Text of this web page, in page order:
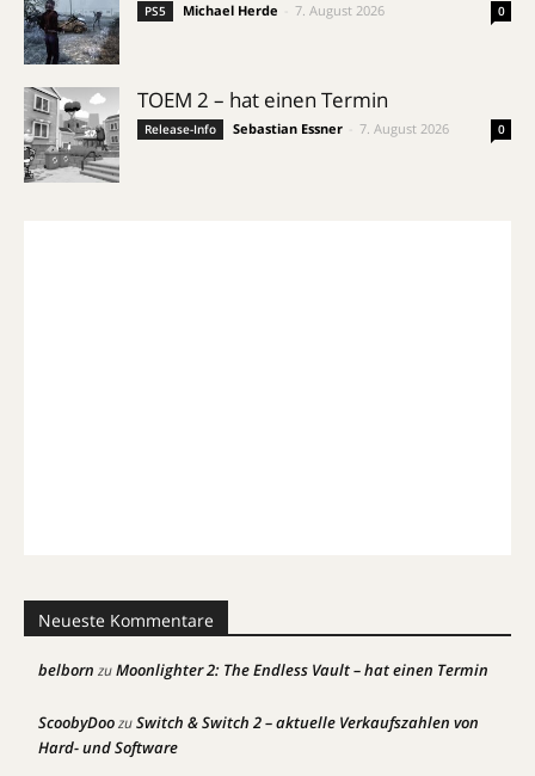
PS5 Michael Herde 7. August 2026 0
TOEM 2 – hat einen Termin
Release-Info Sebastian Essner 7. August 2026 0
Neueste Kommentare
belborn zuMoonlighter 2: The Endless Vault – hat einen Termin
ScoobyDoozuSwitch & Switch 2 – aktuelle Verkaufszahlen von
Hard- und Software